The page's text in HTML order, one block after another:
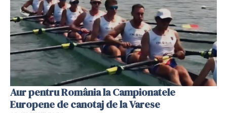
Aur pentru România la Campionatele
Europene de canotaj de la Varese